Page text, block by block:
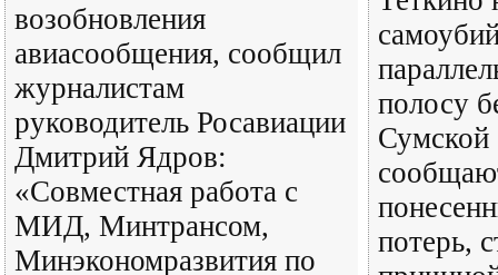
возобновления
авиасообщения, сообщил
журналистам
руководитель Росавиации
Дмитрий Ядров:
«Совместная работа с
МИД, Минтрансом,
Минэкономразвития по
полосу
Сумской
потерь,